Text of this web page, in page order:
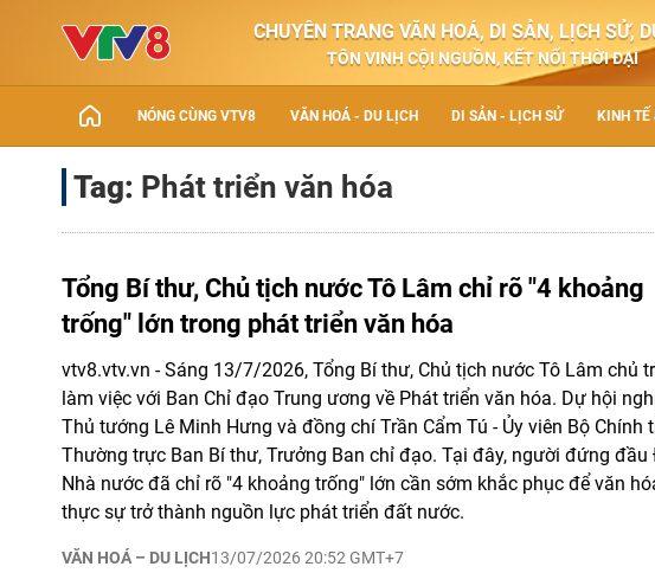
CHUYÊN TRANG VĂN HOÁ, DI SẢN, LỊCH SỬ,
TÔN VINH CỘI NGUỒN, KẾT NỐI THỜI ĐẠI
NÓNG CÙNG VTV8 VĂN HOÁ - DU LỊCH DI SẢN - LỊCH SỬ KINH TẾ
Tag: Phát triển văn hóa
Tổng Bí thư, Chủ tịch nước Tô Lâm chỉ rõ "4 khoảng
trống" lớn trong phát triển văn hóa
VĂN HOÁ – DU LỊCH13/07/2026 20:52 GMT+7
vtv8.vtv.vn - Sáng 13/7/2026, Tổng Bí thư, Chủ tịch nước Tô Lâm chủ
làm việc với Ban Chỉ đạo Trung ương về Phát triển văn hóa. Dự hội
Thủ tướng Lê Minh Hưng và đồng chí Trần Cẩm Tú - Ủy viên Bộ Chính
Thường trực Ban Bí thư, Trưởng Ban chỉ đạo. Tại đây, người đứng đầu
Nhà nước đã chỉ rõ "4 khoảng trống" lớn cần sớm khắc phục để văn
thực sự trở thành nguồn lực phát triển đất nước.